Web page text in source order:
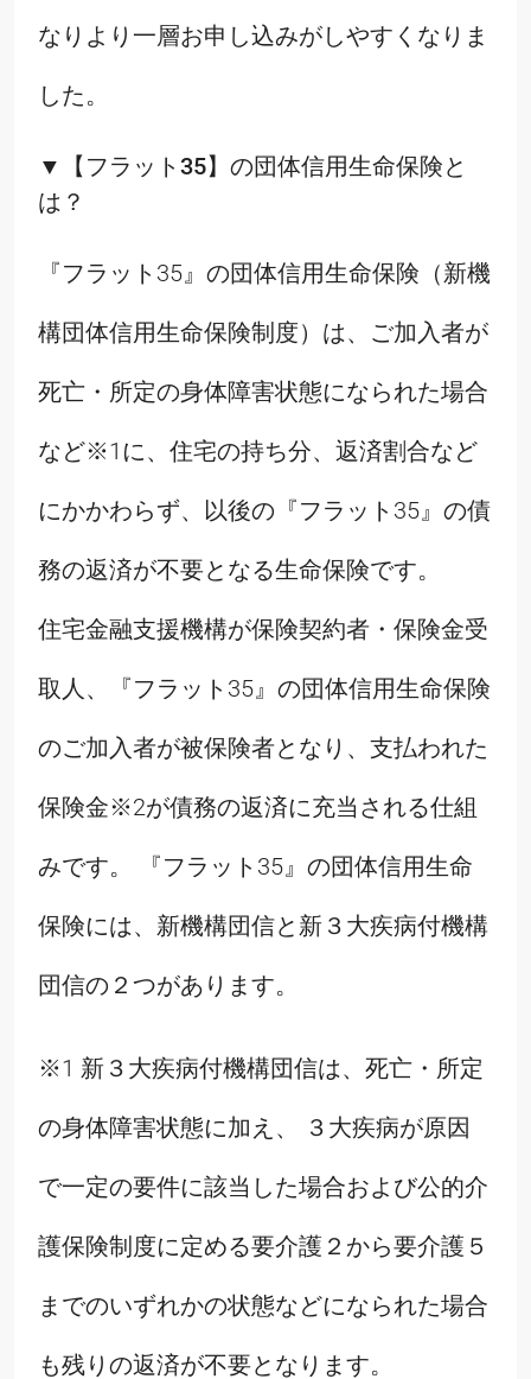
なりより一層お申し込みがしやすくなりま
した。
▼【フラット35】の団体信用生命保険と
は？
『フラット35』の団体信用生命保険（新機
構団体信用生命保険制度）は、ご加入者が
死亡・所定の身体障害状態になられた場合
など※1に、住宅の持ち分、返済割合など
にかかわらず、以後の『フラット35』の債
務の返済が不要となる生命保険です。
住宅金融支援機構が保険契約者・保険金受
取人、『フラット35』の団体信用生命保険
のご加入者が被保険者となり、支払われた
保険金※2が債務の返済に充当される仕組
みです。 『フラット35』の団体信用生命
保険には、新機構団信と新３大疾病付機構
団信の２つがあります。
※1 新３大疾病付機構団信は、死亡・所定
の身体障害状態に加え、 ３大疾病が原因
で一定の要件に該当した場合および公的介
護保険制度に定める要介護２から要介護５
までのいずれかの状態などになられた場合
も残りの返済が不要となります。